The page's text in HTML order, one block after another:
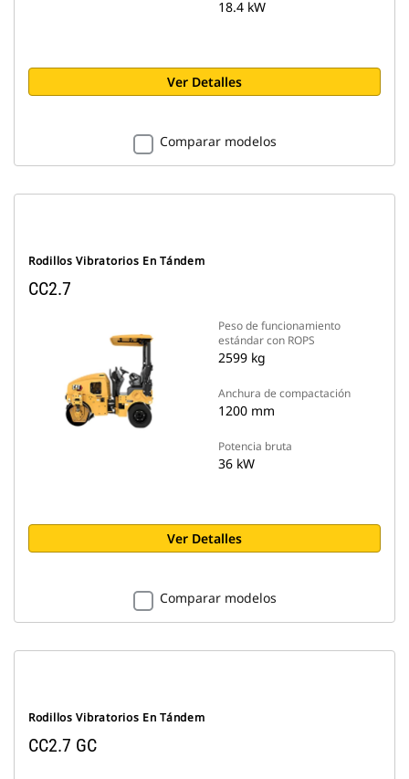
18.4 kW
Ver Detalles
Comparar modelos
Rodillos Vibratorios En Tándem
CC2.7
Peso de funcionamiento
estándar con ROPS
2599 kg
Anchura de compactación
1200 mm
Potencia bruta
36 kW
Ver Detalles
Comparar modelos
Rodillos Vibratorios En Tándem
CC2.7 GC